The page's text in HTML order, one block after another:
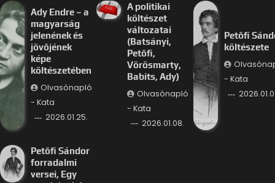
Ady Endre – a
magyarság
jelenének és
jövőjének
képe
költészetében
Olvasónapló
- Kata
2026.01.25.
A politikai
költészet
változatai
(Batsányi,
Petőfi,
Vörösmarty,
Babits, Ady)
Olvasónapló
- Kata
2026.01.08.
Petőfi
költészete
- Kata
Petőfi Sándor
forradalmi
versei, Egy